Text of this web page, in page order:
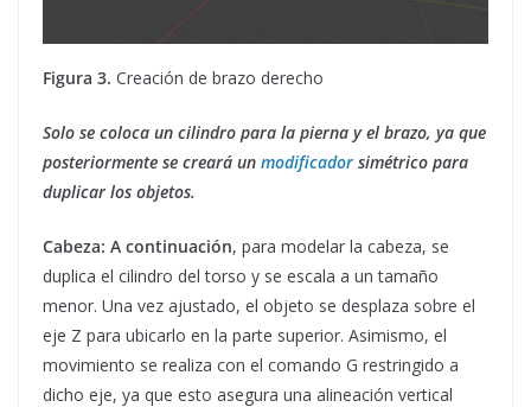
Figura 3. Creación de brazo derecho
Solo se coloca un cilindro para la pierna y el brazo, ya que
posteriormente se creará un modificador simétrico para
duplicar los objetos.
Cabeza: A continuación, para modelar la cabeza, se
duplica el cilindro del torso y se escala a un tamaño
menor. Una vez ajustado, el objeto se desplaza sobre el
eje Z para ubicarlo en la parte superior. Asimismo, el
movimiento se realiza con el comando G restringido a
dicho eje, ya que esto asegura una alineación vertical